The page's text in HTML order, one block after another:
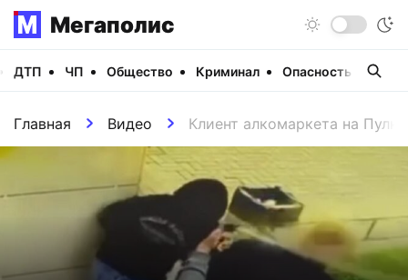
Мегаполис
ДТП ЧП Общество Криминал Опасность
Главная Видео Клиент алкомаркета на